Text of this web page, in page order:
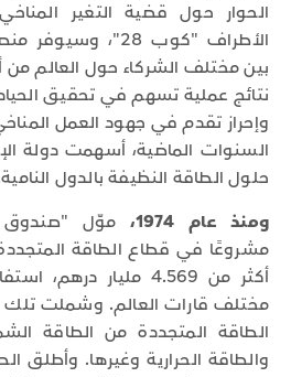
الحوار حول قضية التغير
الأطراف "كوب 28"،
بين مختلف الشركاء حول العالم من
نتائج عملية تسهم في تحقيق
وإحراز تقدم في جهود العمل
السنوات الماضية، أسهمت دولة
حلول الطاقة النظيفة بالدول
ومنذ عام 1974،
مشروعًا في قطاع الطاقة المتجددة
مختلف قارات العالم. وشملت تلك
الطاقة المتجددة من الطاقة